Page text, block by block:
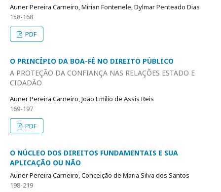
Auner Pereira Carneiro, Mirian Fontenele, Dylmar Penteado Dias
158-168
PDF
O PRINCÍPIO DA BOA-FÉ NO DIREITO PÚBLICO
A PROTEÇÃO DA CONFIANÇA NAS RELAÇÕES ESTADO E
CIDADÃO
Auner Pereira Carneiro, João Emílio de Assis Reis
169-197
PDF
O NÚCLEO DOS DIREITOS FUNDAMENTAIS E SUA
APLICAÇÃO OU NÃO
Auner Pereira Carneiro, Conceição de Maria Silva dos Santos
198-219